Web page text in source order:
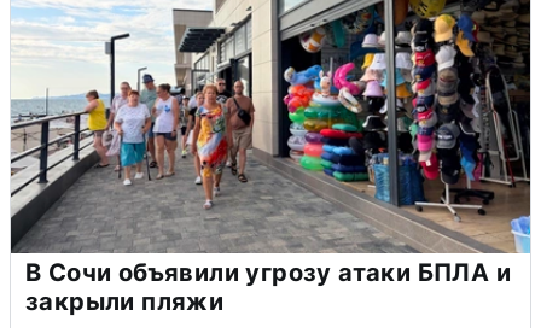
В Сочи объявили угрозу атаки БПЛА и
закрыли пляжи